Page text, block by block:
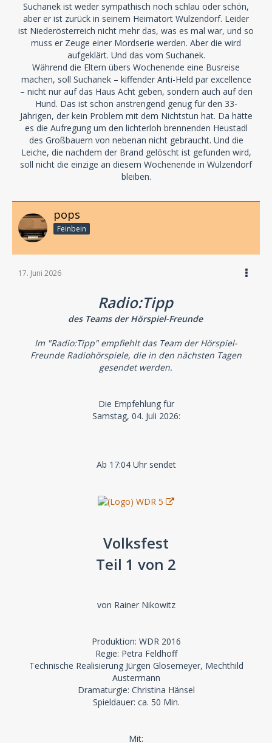
Suchanek ist weder sympathisch noch schlau oder schön,
aber er ist zurück in seinem Heimatort Wulzendorf. Leider
ist Niederösterreich nicht mehr das, was es mal war, und so
muss er Zeuge einer Mordserie werden. Aber die wird
aufgeklärt. Und das vom Suchanek.
Während die Eltern übers Wochenende eine Busreise
machen, soll Suchanek – kiffender Anti-Held par excellence
– nicht nur auf das Haus Acht geben, sondern auch auf den
Hund. Das ist schon anstrengend genug für den 33-
Jährigen, der kein Problem mit dem Nichtstun hat. Da hätte
es die Aufregung um den lichterloh brennenden Heustadl
des Großbauern von nebenan nicht gebraucht. Und die
Leiche, die nachdem der Brand gelöscht ist gefunden wird,
soll nicht die einzige an diesem Wochenende in Wulzendorf
bleiben.
pops
Feinbein
17. Juni 2026
Radio:Tipp
des Teams der Hörspiel-Freunde
Im "Radio:Tipp" empfiehlt das Team der Hörspiel-
Freunde Radiohörspiele, die in den nächsten Tagen
gesendet werden.
Die Empfehlung für
Samstag, 04. Juli 2026:
Ab 17:04 Uhr sendet
Volksfest
Teil 1 von 2
von Rainer Nikowitz
Produktion: WDR 2016
Regie: Petra Feldhoff
Technische Realisierung Jürgen Glosemeyer, Mechthild
Austermann
Dramaturgie: Christina Hänsel
Spieldauer: ca. 50 Min.
Mit: